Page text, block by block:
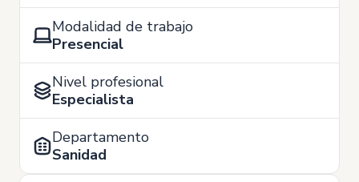
Modalidad de trabajo
Presencial
Nivel profesional
Especialista
Departamento
Sanidad